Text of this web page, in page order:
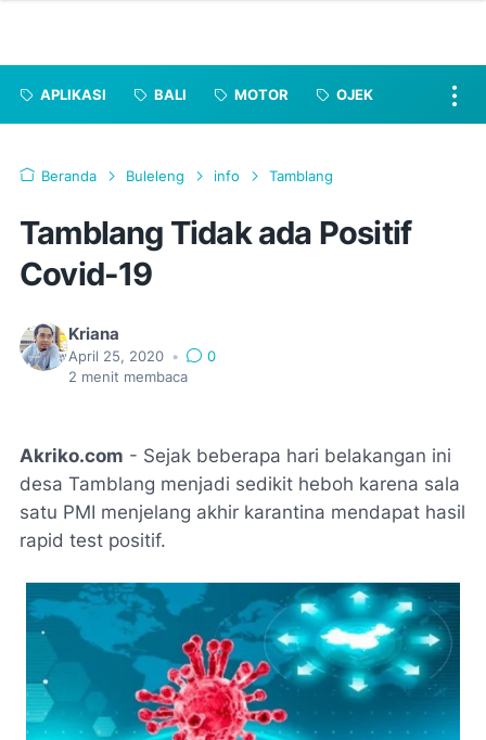
APLIKASI BALI MOTOR OJEK
Beranda Buleleng info Tamblang
Tamblang Tidak ada Positif
Covid-19
Kriana
April 25, 2020 •
0
2 menit membaca
Akriko.com - Sejak beberapa hari belakangan ini
desa Tamblang menjadi sedikit heboh karena sala
satu PMI menjelang akhir karantina mendapat hasil
rapid test positif.